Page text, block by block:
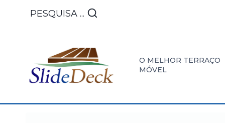
PESQUISA ...
O MELHOR TERRAÇO
MÓVEL